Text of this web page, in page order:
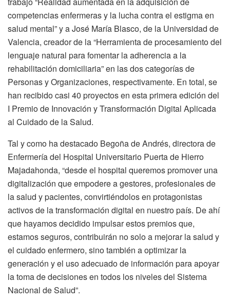
competencias enfermeras y la lucha contra el estigma en
salud mental” y a José María Blasco, de la Universidad de
Valencia, creador de la “Herramienta de procesamiento del
lenguaje natural para fomentar la adherencia a la
rehabilitación domiciliaria” en las dos categorías de
Personas y Organizaciones, respectivamente. En total, se
han recibido casi 40 proyectos en esta primera edición del
I Premio de Innovación y Transformación Digital Aplicada
al Cuidado de la Salud.
Tal y como ha destacado Begoña de Andrés, directora de
Enfermería del Hospital Universitario Puerta de Hierro
Majadahonda, “desde el hospital queremos promover una
digitalización que empodere a gestores, profesionales de
la salud y pacientes, convirtiéndolos en protagonistas
activos de la transformación digital en nuestro país. De ahí
que hayamos decidido impulsar estos premios que,
estamos seguros, contribuirán no solo a mejorar la salud y
el cuidado enfermero, sino también a optimizar la
generación y el uso adecuado de información para apoyar
la toma de decisiones en todos los niveles del Sistema
Nacional de Salud”.